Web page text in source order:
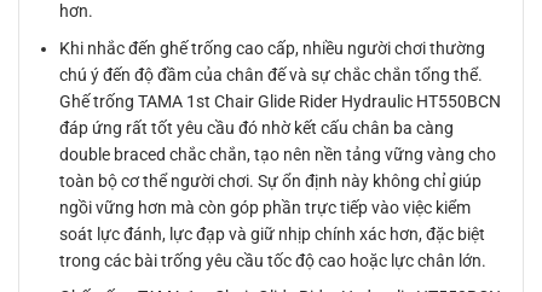
hơn.
Khi nhắc đến ghế trống cao cấp, nhiều người chơi thường
chú ý đến độ đầm của chân đế và sự chắc chắn tổng thể.
Ghế trống TAMA 1st Chair Glide Rider Hydraulic HT550BCN
đáp ứng rất tốt yêu cầu đó nhờ kết cấu chân ba càng
double braced chắc chắn, tạo nên nền tảng vững vàng cho
toàn bộ cơ thể người chơi. Sự ổn định này không chỉ giúp
ngồi vững hơn mà còn góp phần trực tiếp vào việc kiểm
soát lực đánh, lực đạp và giữ nhịp chính xác hơn, đặc biệt
trong các bài trống yêu cầu tốc độ cao hoặc lực chân lớn.